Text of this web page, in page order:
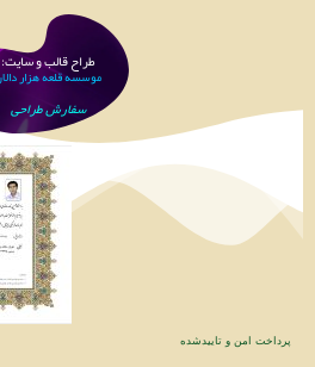
طراح قالب و سایت:
موسسه قلعه هزار دالان
سفارش طراحی
پرداخت امن و تاییدشده